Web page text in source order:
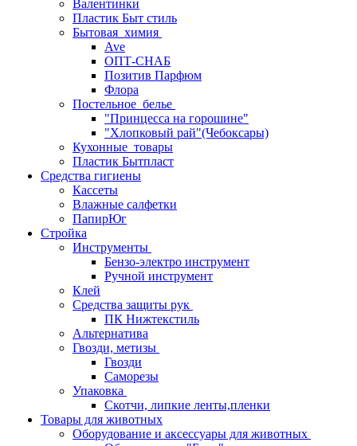
Валентинки
Пластик Быт стиль
Бытовая_химия
Ave
ОПТ-СНАБ
Позитив Парфюм
Флора
Постельное_белье
"Принцесса на горошине"
"Хлопковый рай"(Чебоксары)
Кухонные_товары
Пластик Бытпласт
Средства гигиены
Кассеты
Влажные салфетки
ПапирЮг
Стройка
Инструменты
Бензо-электро инструмент
Ручной инструмент
Клей
Средства защиты рук
ПК Нижтекстиль
Альтернатива
Гвозди, метизы
Гвозди
Саморезы
Упаковка
Скотчи, липкие ленты,пленки
Товары для животных
Оборудование и аксессуары для животных